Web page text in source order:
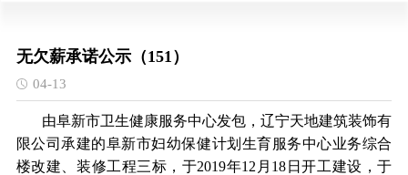
无欠薪承诺公示（151）
04-13
由阜新市卫生健康服务中心发包，辽宁天地建筑装饰有
限公司承建的阜新市妇幼保健计划生育服务中心业务综合
楼改建、装修工程三标，于2019年12月18日开工建设，于